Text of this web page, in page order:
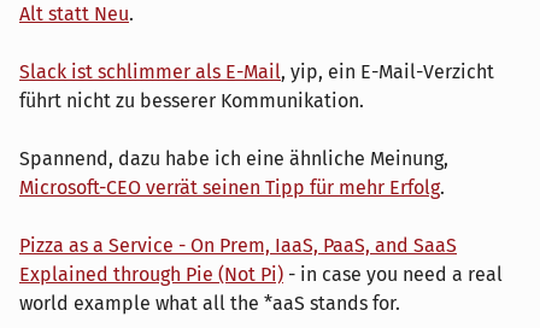
Alt statt Neu.
Slack ist schlimmer als E-Mail, yip, ein E-Mail-Verzicht
führt nicht zu besserer Kommunikation.
Spannend, dazu habe ich eine ähnliche Meinung,
Microsoft-CEO verrät seinen Tipp für mehr Erfolg.
Pizza as a Service - On Prem, IaaS, PaaS, and SaaS
Explained through Pie (Not Pi) - in case you need a real
world example what all the *aaS stands for.